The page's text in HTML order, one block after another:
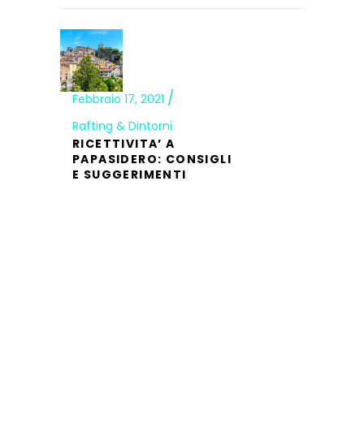
Febbraio 17, 2021
Rafting & Dintorni
RICETTIVITA’ A
PAPASIDERO: CONSIGLI
E SUGGERIMENTI